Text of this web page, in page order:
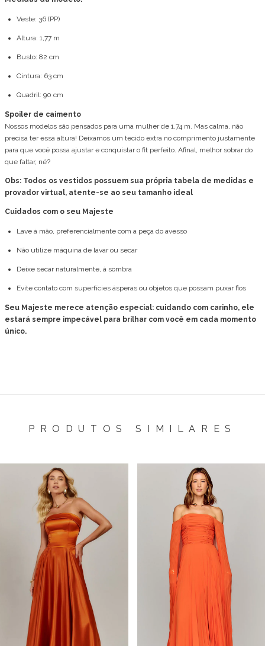
Veste: 36 (PP)
Altura: 1,77 m
Busto: 82 cm
Cintura: 63 cm
Quadril: 90 cm
Spoiler de caimento
Nossos modelos são pensados para uma mulher de 1,74 m. Mas calma, não
precisa ter essa altura! Deixamos um tecido extra no comprimento justamente
para que você possa ajustar e conquistar o fit perfeito. Afinal, melhor sobrar do
que faltar, né?
Obs: Todos os vestidos possuem sua própria tabela de medidas e
provador virtual, atente-se ao seu tamanho ideal
Cuidados com o seu Majeste
Lave à mão, preferencialmente com a peça do avesso
Não utilize máquina de lavar ou secar
Deixe secar naturalmente, à sombra
Evite contato com superfícies ásperas ou objetos que possam puxar fios
Seu Majeste merece atenção especial: cuidando com carinho, ele
estará sempre impecável para brilhar com você em cada momento
único.
PRODUTOS SIMILARES